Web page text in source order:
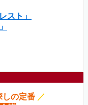
スト」
しの定番 ／